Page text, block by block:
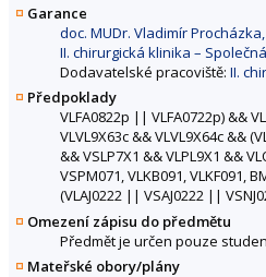
Garance
doc. MUDr. Vladimír Procházka,
II. chirurgická klinika –
Dodavatelské pracoviště: II.
Předpoklady
VLFA0822p || VLFA0722p) &&
VLVL9X63c && VLVL9X64c &&
&& VSLP7X1 && VLPL9X1 &&
VSPM071, VLKB091, VLKF091,
(VLAJ0222 || VSAJ0222 ||
Omezení zápisu do předmětu
Předmět je určen pouze
Mateřské obory/plány